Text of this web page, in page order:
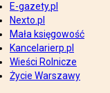
E-gazety.pl
Nexto.pl
Mała księgowość
Kancelarierp.pl
Wieści Rolnicze
Życie Warszawy